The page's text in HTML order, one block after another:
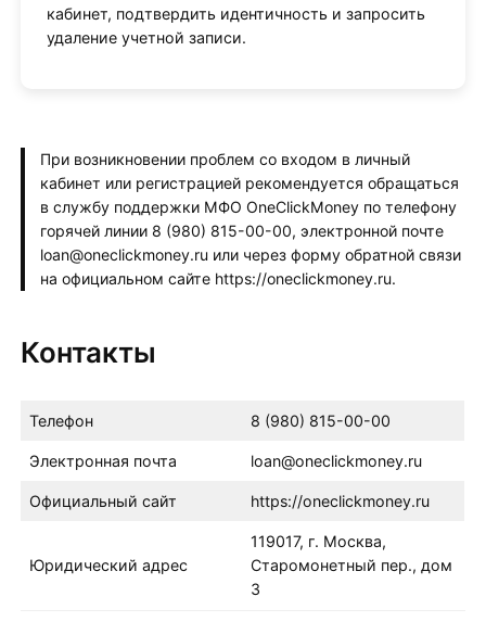
кабинет, подтвердить идентичность и запросить
удаление учетной записи.
При возникновении проблем со входом в личный
кабинет или регистрацией рекомендуется обращаться
в службу поддержки МФО OneClickMoney по телефону
горячей линии 8 (980) 815-00-00, электронной почте
loan@oneclickmoney.ru или через форму обратной связи
на официальном сайте https://oneclickmoney.ru.
Контакты
Телефон 8 (980) 815-00-00
Электронная почта loan@oneclickmoney.ru
Официальный сайт https://oneclickmoney.ru
Юридический адрес
119017, г. Москва,
Старомонетный пер., дом
3